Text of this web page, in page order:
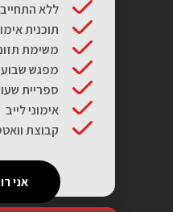
ללא
תוכנית
משימת
מפגש
ספריית
אימוני לייב
קבוצת
אני